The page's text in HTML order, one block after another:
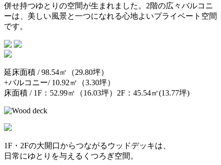
併せ持つゆとりの空間が生まれました。2階の広々バルコニ
ーは、美しい風景と一つになれる心地よいプライベート空間
です。
延床面積 / 98.54㎡（29.80坪）
+バルコニー/ 10.92㎡（3.30坪）
床面積 / 1F：52.99㎡（16.03坪）2F：45.54㎡(13.77坪)
1F・2Fの大開口からつながるウッドデッキは、
日常にゆとりを与えるくつろぎ空間。